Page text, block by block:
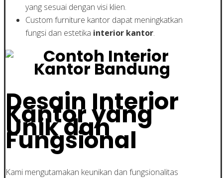
yang sesuai dengan visi klien.
Custom furniture kantor dapat meningkatkan
fungsi dan estetika interior kantor.
Desain Interior
Kantor yang
Unik dan
Fungsional
Kami mengutamakan keunikan dan fungsionalitas